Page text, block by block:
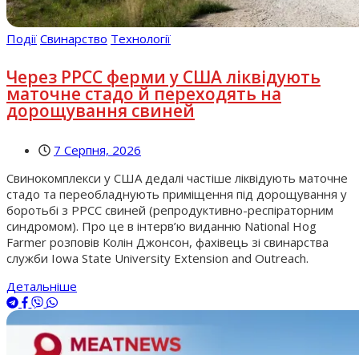
Події Свинарство Технології
Через РРСС ферми у США ліквідують
маточне стадо й переходять на
дорощування свиней
7 Серпня, 2026
Свинокомплекси у США дедалі частіше ліквідують маточне
стадо та переобладнують приміщення під дорощування у
боротьбі з РРСС свиней (репродуктивно-респіраторним
синдромом). Про це в інтерв’ю виданню National Hog
Farmer розповів Колін Джонсон, фахівець зі свинарства
служби Iowa State University Extension and Outreach.
Детальніше